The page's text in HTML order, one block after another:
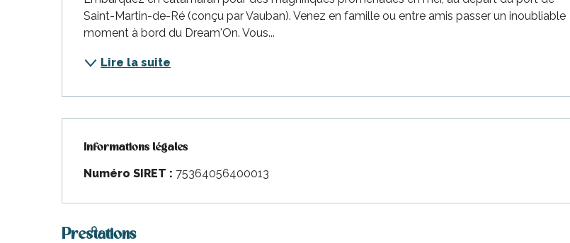
Saint-Martin-de-Ré (conçu par Vauban). Venez en famille ou entre amis passer un inoubliable
moment à bord du Dream'On. Vous...
Lire la suite
Informations légales
Informations légales
Numéro SIRET : 75364056400013
Prestations